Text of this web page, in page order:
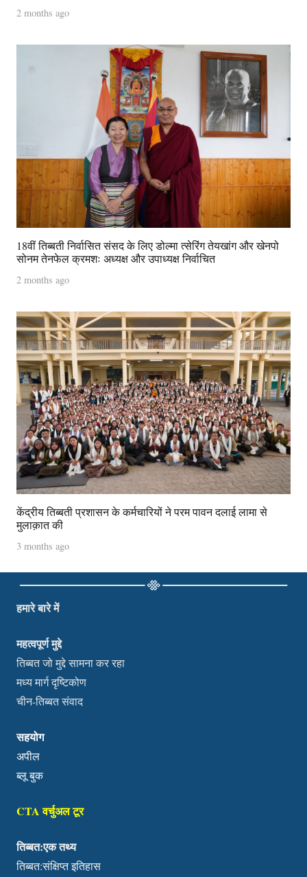
2 months ago
18वीं तिब्बती निर्वासित संसद के लिए डोल्मा त्सेरिंग तेयखांग और खेनपो
सोनम तेनफेल क्रमशः अध्यक्ष और उपाध्यक्ष निर्वाचित
2 months ago
केंद्रीय तिब्बती प्रशासन के कर्मचारियों ने परम पावन दलाई लामा से
मुलाक़ात की
3 months ago
हमारे बारे में
महत्वपूर्ण मुद्दे
तिब्बत जो मुद्दे सामना कर रहा
मध्य मार्ग दृष्टिकोण
चीन-तिब्बत संवाद
सहयोग
अपील
ब्लू बुक
CTA वर्चुअल टूर
तिब्बत:एक तथ्य
तिब्बत:संक्षिप्त इतिहास